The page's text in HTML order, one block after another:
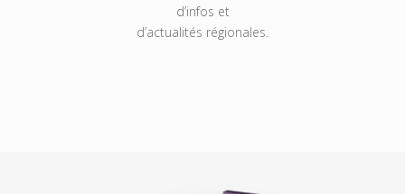
d’infos et
d’actualités régionales.